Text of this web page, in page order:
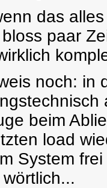
das
paar
noch: in
beim
load
System